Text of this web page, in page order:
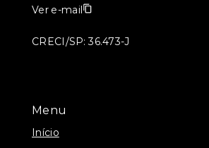
Menu
Início
Ver e-mail
CRECI/SP: 36.473-J